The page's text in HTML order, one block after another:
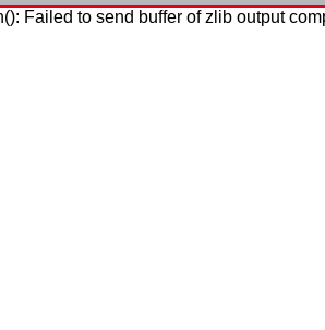
Failed to send buffer of zlib output